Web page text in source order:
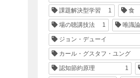
課題解決型学習 1 食
場の聴講技法 1 唯識論
ジョン・デューイ
カール・グスタフ・ユング
認知節約原理 1